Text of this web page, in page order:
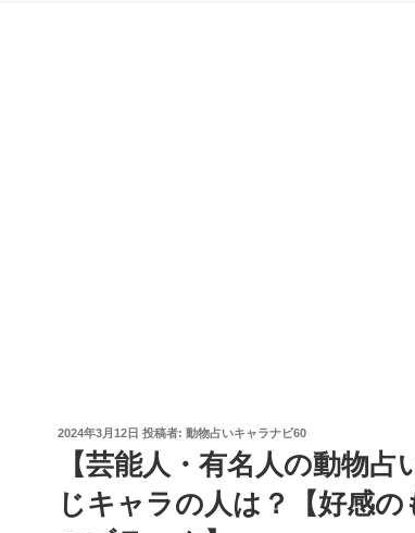
投
2024年3月12日 投稿者: 動物占いキャラナビ60
【芸能人・有名人の動物占
じキャラの人は？【好感